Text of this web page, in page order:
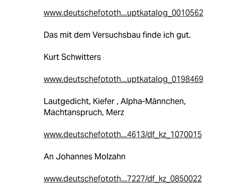
www.deutschefototh...uptkatalog_0010562
Das mit dem Versuchsbau finde ich gut.
Kurt Schwitters
www.deutschefototh...uptkatalog_0198469
Lautgedicht, Kiefer , Alpha-Männchen,
Machtanspruch, Merz
www.deutschefototh...4613/df_kz_1070015
An Johannes Molzahn
www.deutschefototh...7227/df_kz_0850022